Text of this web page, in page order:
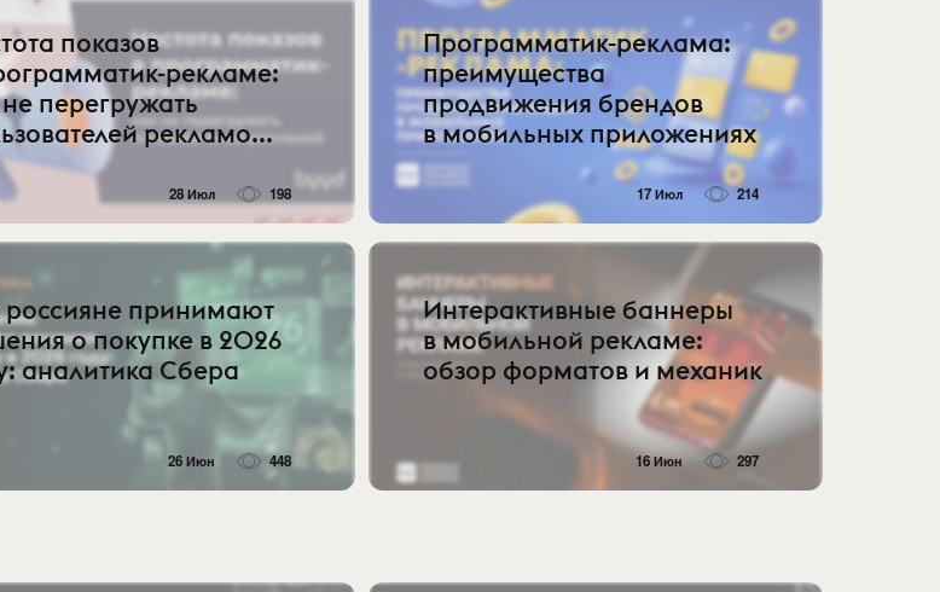
показов
рекламе:
перегружать
рекламо...
28 Июл 198
Программатик-реклама:
преимущества
продвижения брендов
в мобильных приложениях
17 Июл 214
россияне принимают
о покупке в 2026
аналитика Сбера
26 Июн 448
Интерактивные баннеры
в мобильной рекламе:
обзор форматов и механик
16 Июн 297